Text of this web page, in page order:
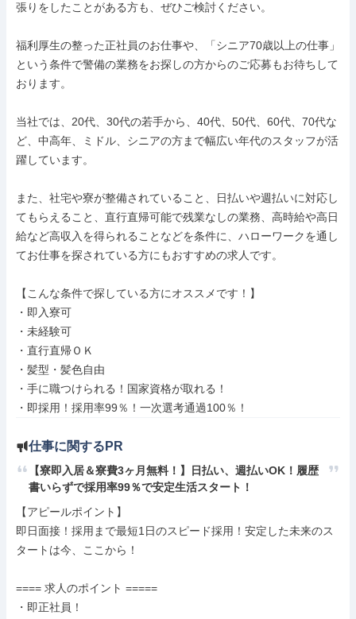
張りをしたことがある方も、ぜひご検討ください。
福利厚生の整った正社員のお仕事や、「シニア70歳以上の仕事」
という条件で警備の業務をお探しの方からのご応募もお待ちして
おります。
当社では、20代、30代の若手から、40代、50代、60代、70代な
ど、中高年、ミドル、シニアの方まで幅広い年代のスタッフが活
躍しています。
また、社宅や寮が整備されていること、日払いや週払いに対応し
てもらえること、直行直帰可能で残業なしの業務、高時給や高日
給など高収入を得られることなどを条件に、ハローワークを通し
てお仕事を探されている方にもおすすめの求人です。
【こんな条件で探している方にオススメです！】
・即入寮可
・未経験可
・直行直帰ＯＫ
・髪型・髪色自由
・手に職つけられる！国家資格が取れる！
・即採用！採用率99％！一次選考通過100％！
仕事に関するPR
【寮即入居＆寮費3ヶ月無料！】日払い、週払いOK！履歴
書いらずで採用率99％で安定生活スタート！
【アピールポイント】
即日面接！採用まで最短1日のスピード採用！安定した未来のス
タートは今、ここから！
==== 求人のポイント =====
・即正社員！